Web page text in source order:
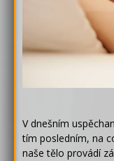
V dnešním
tím posledním, na
naše tělo provádí